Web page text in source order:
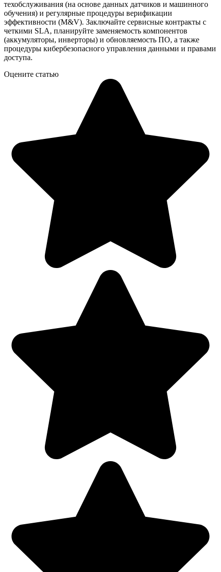
техобслуживания (на основе данных датчиков и машинного
обучения) и регулярные процедуры верификации
эффективности (M&V). Заключайте сервисные контракты с
четкими SLA, планируйте заменяемость компонентов
(аккумуляторы, инверторы) и обновляемость ПО, а также
процедуры кибербезопасного управления данными и правами
доступа.
Оцените статью